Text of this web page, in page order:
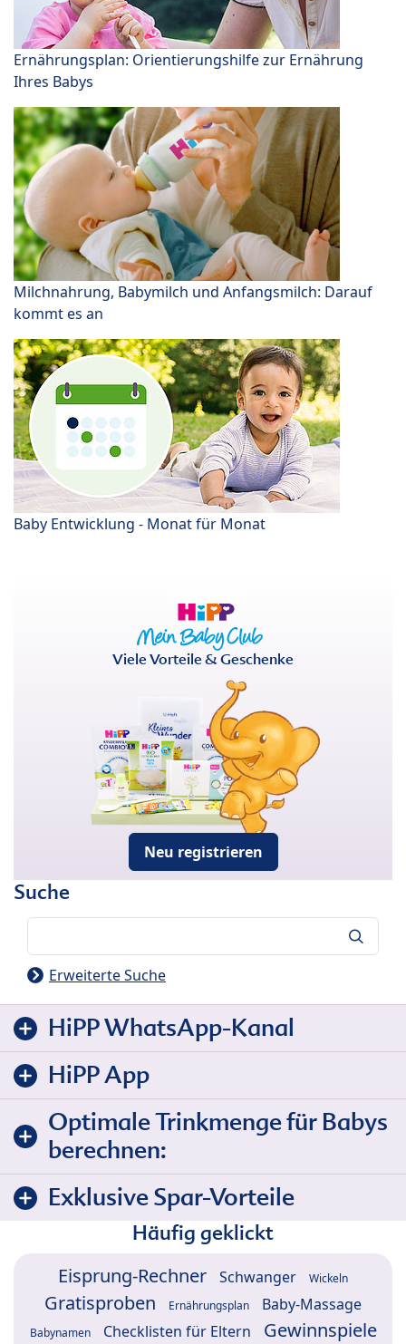
Ernährungsplan: Orientierungshilfe zur Ernährung
Ihres Babys
Milchnahrung, Babymilch und Anfangsmilch: Darauf
kommt es an
Baby Entwicklung - Monat für Monat
Viele Vorteile & Geschenke
Neu registrieren
Suche
Erweiterte Suche
HiPP WhatsApp-Kanal
HiPP App
Optimale Trinkmenge für Babys
berechnen:
Exklusive Spar-Vorteile
Häufig geklickt
Eisprung-Rechner Schwanger Wickeln
Gratisproben Ernährungsplan Baby-Massage
Babynamen Checklisten für Eltern
Gewinnspiele